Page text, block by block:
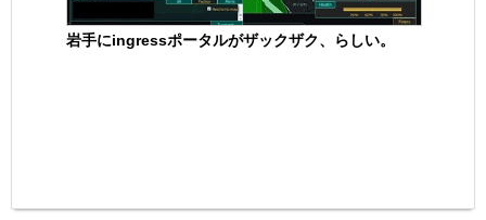
岩手にingressポータルがザックザク、らしい。